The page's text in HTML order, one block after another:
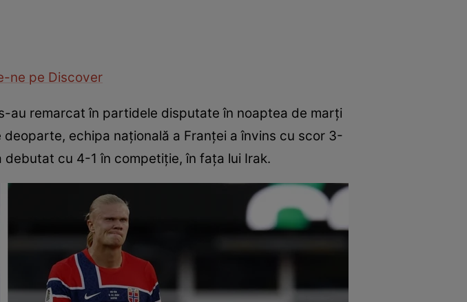
ne pe Discover
au remarcat în partidele disputate în noaptea de marți
echipa naţională a Franţei a învins cu scor 3-
cu 4-1 în competiție, în fața lui Irak.